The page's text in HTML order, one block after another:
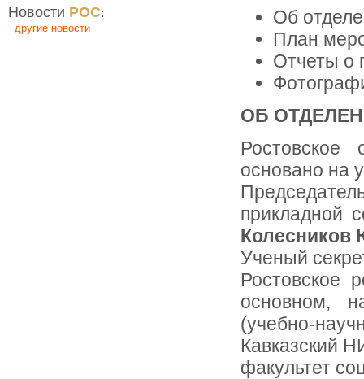
Новости РОС:
другие новости
Об
План
Отчеты о
ОБ
Ростовское
основано на
прикладной
Колесников
Ученый
Ростовское
основном,
(учебно-
Кавказский
факультет